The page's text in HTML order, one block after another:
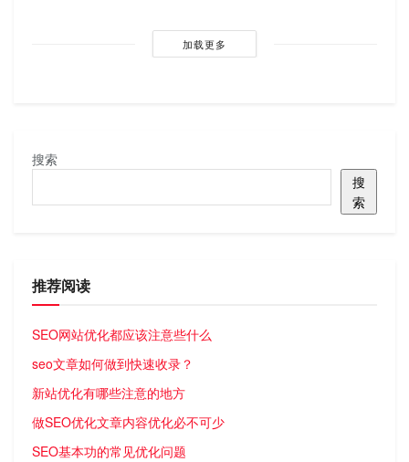
加载更多
搜索
搜
索
推荐阅读
SEO网站优化都应该注意些什么
seo文章如何做到快速收录？
新站优化有哪些注意的地方
做SEO优化文章内容优化必不可少
SEO基本功的常见优化问题